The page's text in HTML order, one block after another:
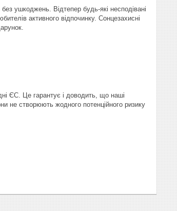
ушкоджень. Відтепер будь-які несподівані
активного відпочинку. Сонцезахисні
ЄС. Це гарантує і доводить, що наші
не створюють жодного потенційного ризику